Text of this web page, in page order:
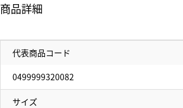
商品詳細
代表商品コード
0499999320082
サイズ